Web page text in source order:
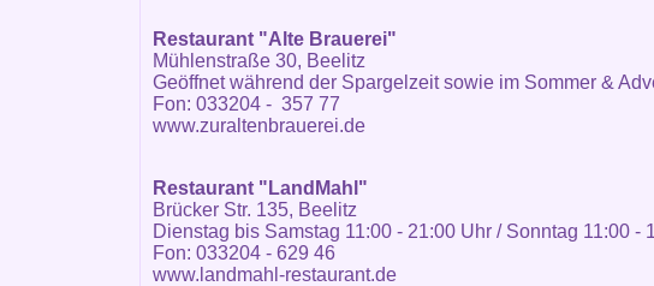
Restaurant "Alte Brauerei"
Mühlenstraße 30, Beelitz
Geöffnet während der Spargelzeit sowie im Sommer &
Fon: 033204 - 357 77
www.zuraltenbrauerei.de
Restaurant "LandMahl"
Brücker Str. 135, Beelitz
Dienstag bis Samstag 11:00 - 21:00 Uhr / Sonntag 11:00 -
Fon: 033204 - 629 46
www.landmahl-restaurant.de